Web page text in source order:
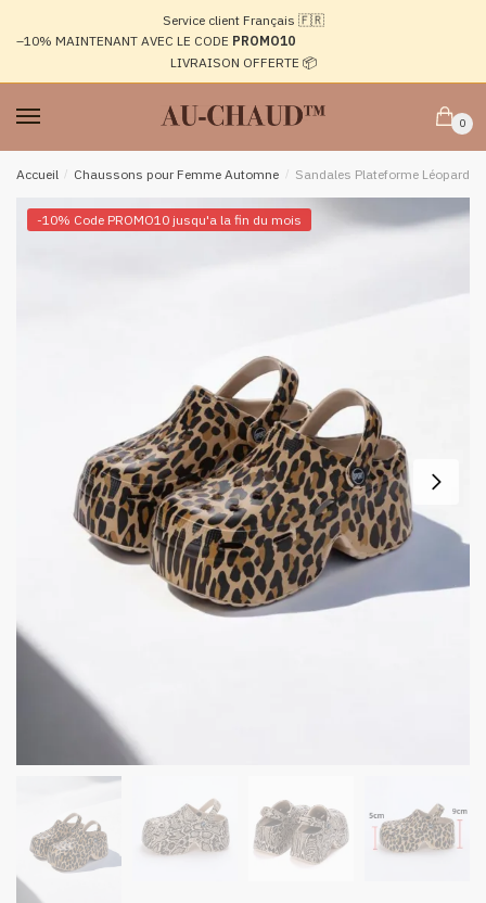
navigation
Service client Français 🇫🇷
–10% MAINTENANT AVEC LE CODE PROMO10
LIVRAISON OFFERTE 📦
0
Accueil / Chaussons pour Femme Automne / Sandales Plateforme Léopard
-10% Code PROMO10 jusqu'a la fin du mois